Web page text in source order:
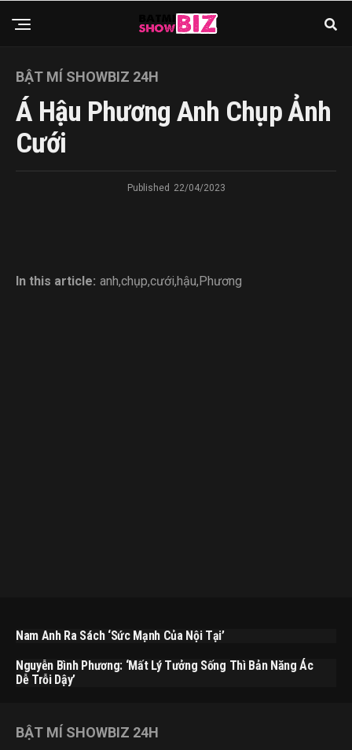
BẬT MÍ SHOWBIZ 24H
Á Hậu Phương Anh Chụp Ảnh
Cưới
Published 22/04/2023
In this article: anh,chụp,cưới,hậu,Phương
Nam Anh Ra Sách ‘Sức Mạnh Của Nội Tại’
Nguyễn Bình Phương: ‘Mất Lý Tưởng Sống Thì Bản Năng Ác
Dễ Trỗi Dậy’
BẬT MÍ SHOWBIZ 24H